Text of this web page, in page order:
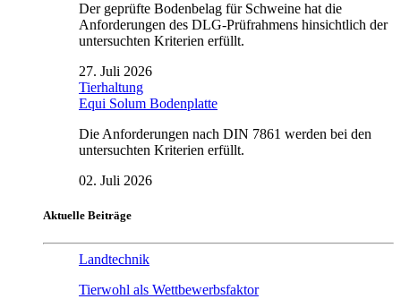
Der geprüfte Bodenbelag für Schweine hat die
Anforderungen des DLG-Prüfrahmens hinsichtlich der
untersuchten Kriterien erfüllt.
27. Juli 2026
Tierhaltung
Equi Solum Bodenplatte
Die Anforderungen nach DIN 7861 werden bei den
untersuchten Kriterien erfüllt.
02. Juli 2026
Aktuelle Beiträge
Landtechnik
Tierwohl als Wettbewerbsfaktor